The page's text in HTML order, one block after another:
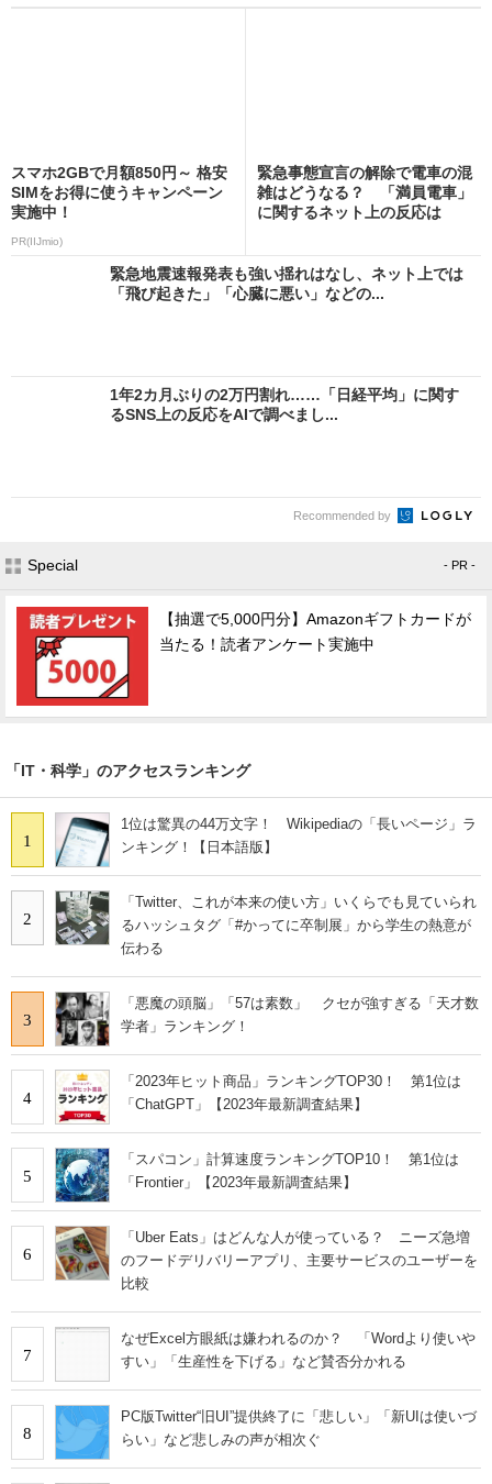
スマホ2GBで月額850円～ 格安
SIMをお得に使うキャンペーン
実施中！
PR(IIJmio)
緊急事態宣言の解除で電車の混
雑はどうなる？ 「満員電車」
に関するネット上の反応は
緊急地震速報発表も強い揺れはなし、ネット上では
「飛び起きた」「心臓に悪い」などの...
1年2カ月ぶりの2万円割れ……「日経平均」に関す
るSNS上の反応をAIで調べまし...
Recommended by
Special - PR -
【抽選で5,000円分】Amazonギフトカードが
当たる！読者アンケート実施中
「IT・科学」のアクセスランキング
1
1位は驚異の44万文字！ Wikipediaの「長いページ」ラ
ンキング！【日本語版】
2
「Twitter、これが本来の使い方」いくらでも見ていられ
るハッシュタグ「#かってに卒制展」から学生の熱意が
伝わる
3
「悪魔の頭脳」「57は素数」 クセが強すぎる「天才数
学者」ランキング！
4
「2023年ヒット商品」ランキングTOP30！ 第1位は
「ChatGPT」【2023年最新調査結果】
5
「スパコン」計算速度ランキングTOP10！ 第1位は
「Frontier」【2023年最新調査結果】
6
「Uber Eats」はどんな人が使っている？ ニーズ急増
のフードデリバリーアプリ、主要サービスのユーザーを
比較
7
なぜExcel方眼紙は嫌われるのか？ 「Wordより使いや
すい」「生産性を下げる」など賛否分かれる
8
PC版Twitter“旧UI”提供終了に「悲しい」「新UIは使いづ
らい」など悲しみの声が相次ぐ